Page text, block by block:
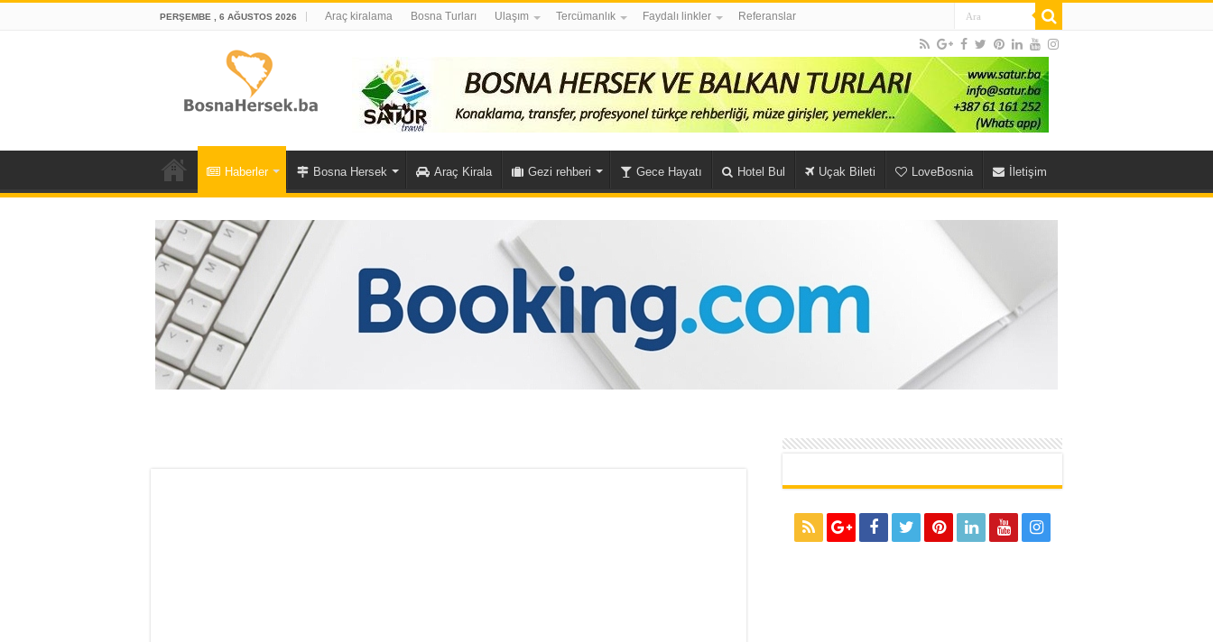
PERŞEMBE , 6 AĞUSTOS 2026 Araç kiralama Bosna Turları Ulaşım Tercümanlık Faydalı linkler Referanslar
Haberler Bosna Hersek Araç Kirala Gezi rehberi Gece Hayatı Hotel Bul Uçak Bileti LoveBosnia İletişim